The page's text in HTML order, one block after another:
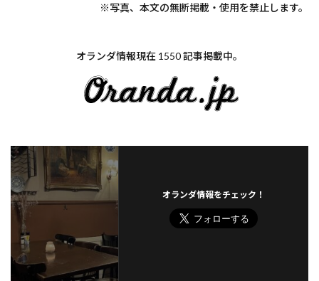
※写真、本文の無断掲載・使用を禁止します。
オランダ情報現在 1550 記事掲載中。
オランダ情報をチェック！